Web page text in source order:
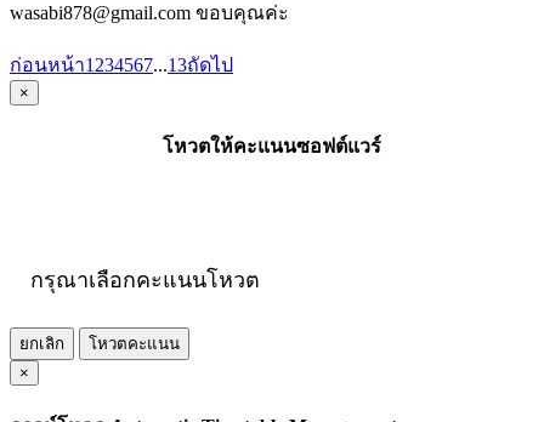
wasabi878@gmail.com ขอบคุณค่ะ
ก่อนหน้า1 234567...13ถัดไป
×
โหวตให้คะแนนซอฟต์แวร์
กรุณาเลือกคะแนนโหวต
ยกเลิก
โหวตคะแนน
×